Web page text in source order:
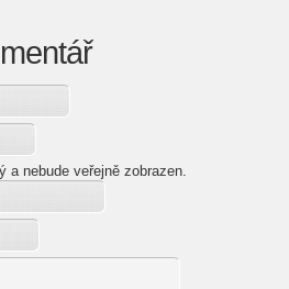
a nebude veřejně zobrazen.